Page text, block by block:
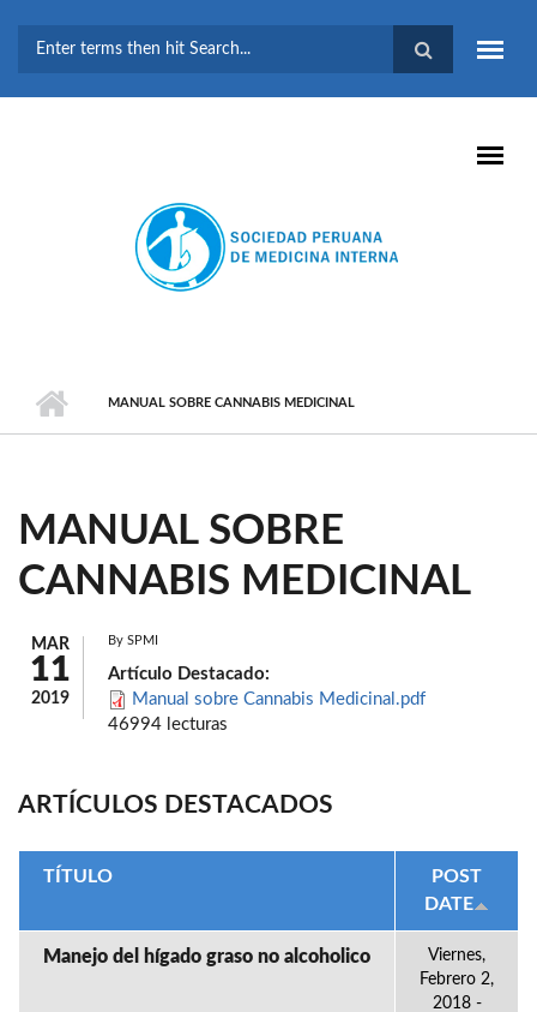
BÚSQUEDA
MANUAL SOBRE CANNABIS MEDICINAL
MANUAL SOBRE
CANNABIS MEDICINAL
MAR
11
2019
By SPMI
Artículo Destacado:
Manual sobre Cannabis Medicinal.pdf
46994 lecturas
ARTÍCULOS DESTACADOS
TÍTULO
POST
DATE
Manejo del hígado graso no alcoholico
Viernes,
Febrero 2,
2018 -